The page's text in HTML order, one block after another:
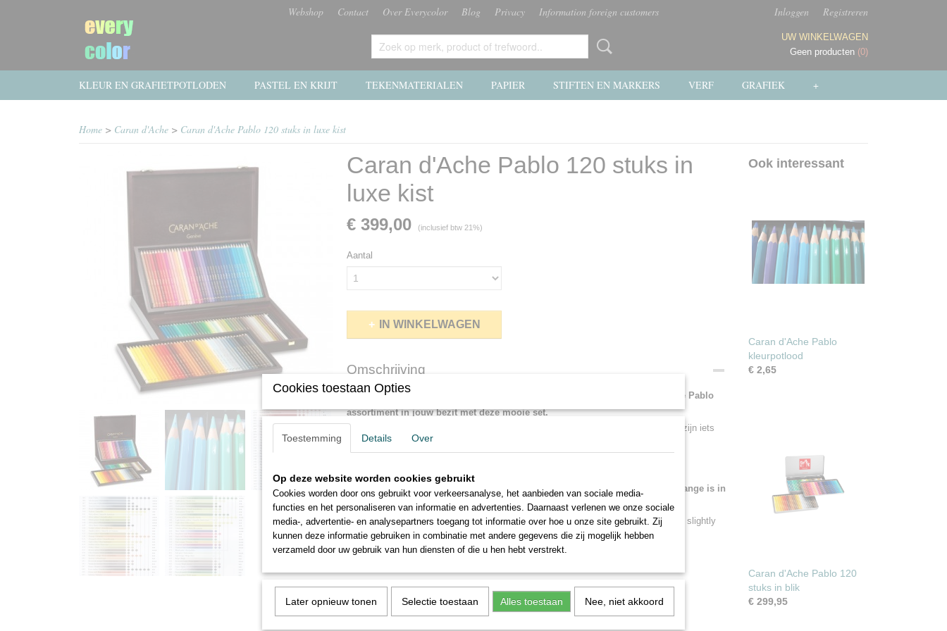
Webshop Contact Over Everycolor Blog Privacy Information foreign customers Inloggen Registreren
UW WINKELWAGEN
Geen producten (0)
KLEUR EN GRAFIETPOTLODEN PASTEL EN KRIJT TEKENMATERIALEN PAPIER STIFTEN EN MARKERS VERF GRAFIEK +
Home > Caran d'Ache > Caran d'Ache Pablo 120 stuks in luxe kist
Caran d'Ache Pablo 120 stuks in
luxe kist
€ 399,00 (inclusief btw 21%)
Aantal
IN WINKELWAGEN
Omschrijving
Caran d'Ache Pablo 120 stuks in luxe kist nu in de aanbieding. Gelijk het hele Pablo
assortiment in jouw bezit met deze mooie set.
Deze klassieke toppotloden op oliebasis hebben fantastisch mooie pigmenten. Ze zijn iets
harder,maar hebben een prima kleurafgifte
Caran d'Ache Pablo 120 pieces in luxury box now on offer. The entire Pablo range is in
your possession with this beautiful set.
These classic oil-based top pencils have fantastically beautiful pigments. They are slightly
harder, but have an excellent color release
Ook interessant
Caran d'Ache Pablo
kleurpotlood
€ 2,65
Caran d'Ache Pablo 120
stuks in blik
€ 299,95
Cookies toestaan Opties
Toestemming Details Over
Op deze website worden cookies gebruikt
Cookies worden door ons gebruikt voor verkeersanalyse, het aanbieden van sociale media-
functies en het personaliseren van informatie en advertenties. Daarnaast verlenen we onze sociale
media-, advertentie- en analysepartners toegang tot informatie over hoe u onze site gebruikt. Zij
kunnen deze informatie gebruiken in combinatie met andere gegevens die zij mogelijk hebben
verzameld door uw gebruik van hun diensten of die u hen hebt verstrekt.
Later opnieuw tonen Selectie toestaan Alles toestaan Nee, niet akkoord